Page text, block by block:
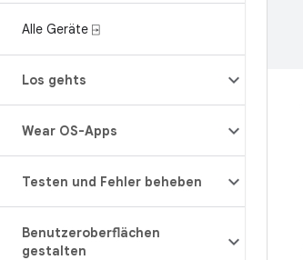
Alle Geräte ⍈
Los gehts
Wear OS-Apps
Testen und Fehler beheben
Benutzeroberflächen
gestalten